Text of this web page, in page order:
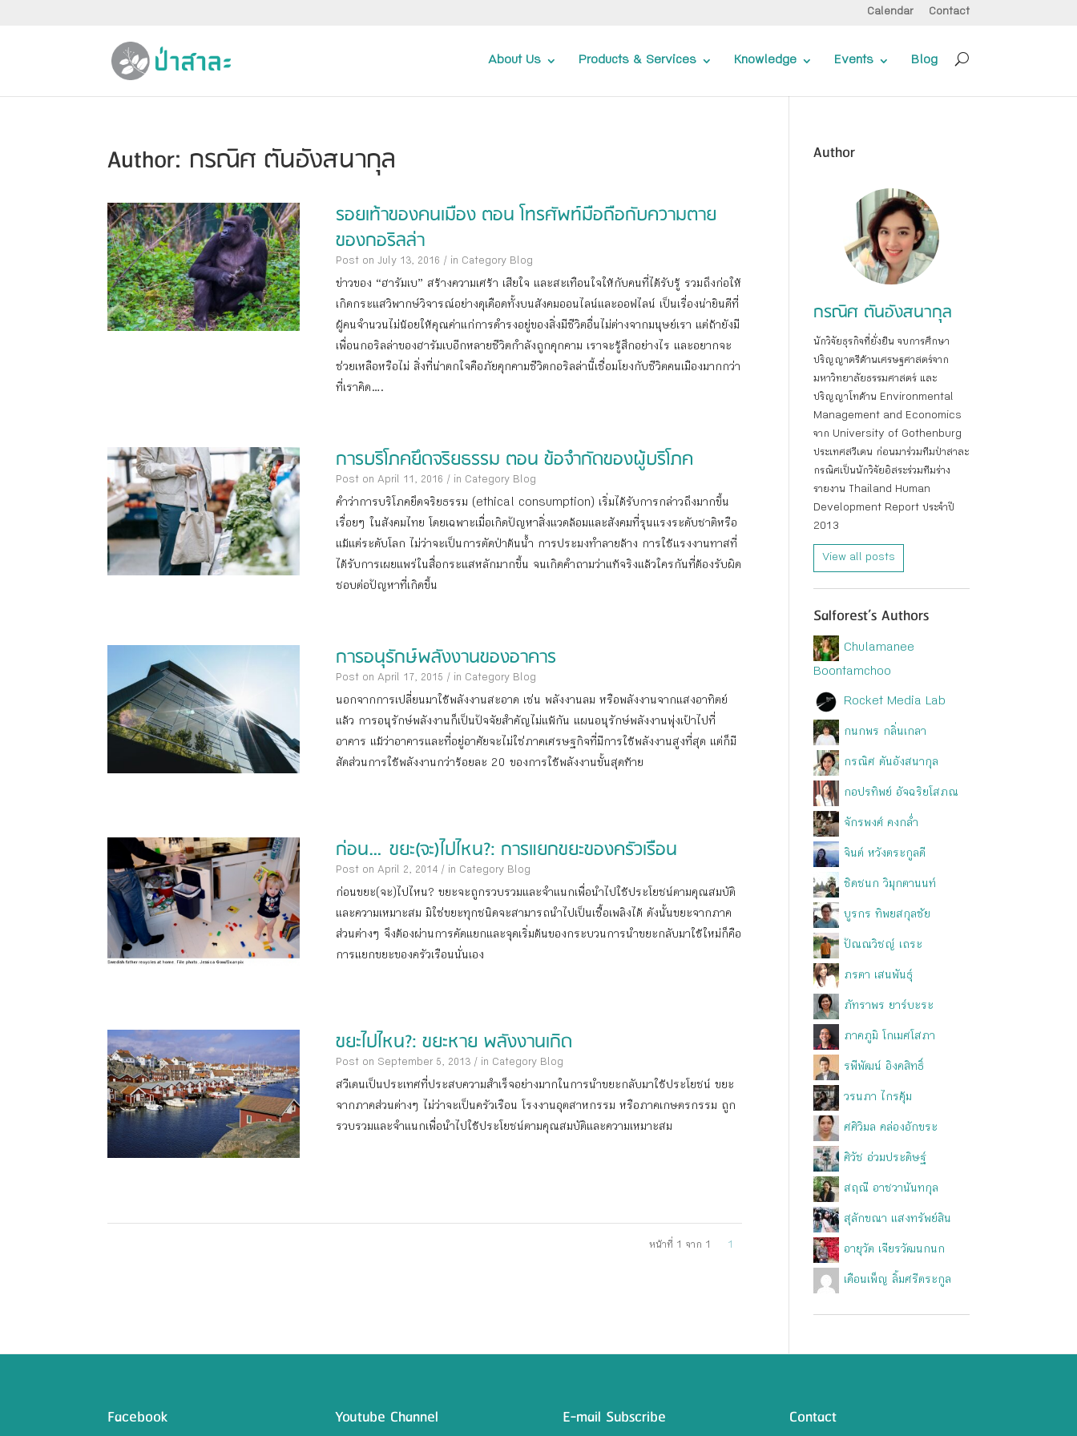
Calendar Contact
About Us Products & Services Knowledge Events Blog
Author: กรณิศ ตันอังสนากุล
รอยเท้าของคนเมือง ตอน โทรศัพท์มือถือกับความตาย
ของกอริลล่า
Post on July 13, 2016 / in Category Blog
ข่าวของ “ฮารัมเบ” สร้างความเศร้า เสียใจ และสะเทือนใจให้กับคนที่ได้รับรู้ รวมถึงก่อให้
เกิดกระแสวิพากษ์วิจารณ์อย่างดุเดือดทั้งบนสังคมออนไลน์และออฟไลน์ เป็นเรื่องน่ายินดีที่
ผู้คนจำนวนไม่น้อยให้คุณค่าแก่การดำรงอยู่ของสิ่งมีชีวิตอื่นไม่ต่างจากมนุษย์เรา แต่ถ้ายังมี
เพื่อนกอริลล่าของฮารัมเบอีกหลายชีวิตกำลังถูกคุกคาม เราจะรู้สึกอย่างไร และอยากจะ
ช่วยเหลือหรือไม่ สิ่งที่น่าตกใจคือภัยคุกคามชีวิตกอริลล่านี้เชื่อมโยงกับชีวิตคนเมืองมากกว่า
ที่เราคิด….
การบริโภคยึดจริยธรรม ตอน ข้อจำกัดของผู้บริโภค
Post on April 11, 2016 / in Category Blog
คำว่าการบริโภคยึดจริยธรรม (ethical consumption) เริ่มได้รับการกล่าวถึงมากขึ้น
เรื่อยๆ ในสังคมไทย โดยเฉพาะเมื่อเกิดปัญหาสิ่งแวดล้อมและสังคมที่รุนแรงระดับชาติหรือ
แม้แต่ระดับโลก ไม่ว่าจะเป็นการตัดป่าต้นน้ำ การประมงทำลายล้าง การใช้แรงงานทาสที่
ได้รับการเผยแพร่ในสื่อกระแสหลักมากขึ้น จนเกิดคำถามว่าแท้จริงแล้วใครกันที่ต้องรับผิด
ชอบต่อปัญหาที่เกิดขึ้น
การอนุรักษ์พลังงานของอาคาร
Post on April 17, 2015 / in Category Blog
นอกจากการเปลี่ยนมาใช้พลังงานสะอาด เช่น พลังงานลม หรือพลังงานจากแสงอาทิตย์
แล้ว การอนุรักษ์พลังงานก็เป็นปัจจัยสำคัญไม่แพ้กัน แผนอนุรักษ์พลังงานพุ่งเป้าไปที่
อาคาร แม้ว่าอาคารและที่อยู่อาศัยจะไม่ใช่ภาคเศรษฐกิจที่มีการใช้พลังงานสูงที่สุด แต่ก็มี
สัดส่วนการใช้พลังงานกว่าร้อยละ 20 ของการใช้พลังงานขั้นสุดท้าย
ก่อน…ขยะ(จะ)ไปไหน?: การแยกขยะของครัวเรือน
Post on April 2, 2014 / in Category Blog
ก่อนขยะ(จะ)ไปไหน? ขยะจะถูกรวบรวมและจำแนกเพื่อนำไปใช้ประโยชน์ตามคุณสมบัติ
และความเหมาะสม มิใช่ขยะทุกชนิดจะสามารถนำไปเป็นเชื้อเพลิงได้ ดังนั้นขยะจากภาค
ส่วนต่างๆ จึงต้องผ่านการคัดแยกและจุดเริ่มต้นของกระบวนการนำขยะกลับมาใช้ใหม่ก็คือ
การแยกขยะของครัวเรือนนั่นเอง
ขยะไปไหน?: ขยะหาย พลังงานเกิด
Post on September 5, 2013 / in Category Blog
สวีเดนเป็นประเทศที่ประสบความสำเร็จอย่างมากในการนำขยะกลับมาใช้ประโยชน์ ขยะ
จากภาคส่วนต่างๆ ไม่ว่าจะเป็นครัวเรือน โรงงานอุตสาหกรรม หรือภาคเกษตรกรรม ถูก
รวบรวมและจำแนกเพื่อนำไปใช้ประโยชน์ตามคุณสมบัติและความเหมาะสม
หน้าที่ 1 จาก 1 1
Author
กรณิศ ตันอังสนากุล
นักวิจัยธุรกิจที่ยั่งยืน จบการศึกษา
ปริญญาตรีด้านเศรษฐศาสตร์จาก
มหาวิทยาลัยธรรมศาสตร์ และ
ปริญญาโทด้าน Environmental
Management and Economics
จาก University of Gothenburg
ประเทศสวีเดน ก่อนมาร่วมทีมป่าสาละ
กรณิศเป็นนักวิจัยอิสระร่วมทีมร่าง
รายงาน Thailand Human
Development Report ประจำปี
2013
View all posts
Salforest’s Authors
Chulamanee
Boontamchoo
Rocket Media Lab
กนกพร กลิ่นเกลา
กรณิศ ตันอังสนากุล
กอปรทิพย์ อัจฉริยโสภณ
จักรพงศ์ คงกล่ำ
จินต์ หวังตระกูลดี
ชิดชนก วิมุกตานนท์
บูรกร ทิพยสกุลชัย
ปัณณวิชญ์ เถระ
ภรตา เสนพันธุ์
ภัทราพร ยาร์บะระ
ภาคภูมิ โกเมศโสภา
รพีพัฒน์ อิงคสิทธิ์
วรนภา ไกรคุ้ม
ศศิวิมล คล่องอักขระ
ศิวัช อ่วมประดิษฐ์
สฤณี อาชวานันทกุล
สุลักขณา แสงทรัพย์สิน
อายุวัต เจียรวัฒนกนก
เดือนเพ็ญ ลิ้มศรีตระกูล
Facebook Youtube Channel E-mail Subscribe Contact